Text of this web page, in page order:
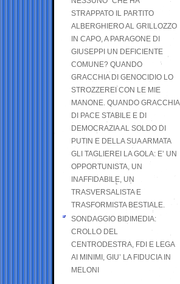
STRAPPATO IL PARTITO
ALBERGHIERO AL GRILLOZZO
IN CAPO, A PARAGONE DI
GIUSEPPI UN DEFICIENTE
COMUNE? QUANDO
GRACCHIA DI GENOCIDIO LO
STROZZEREI CON LE MIE
MANONE. QUANDO GRACCHIA
DI PACE STABILE E DI
DEMOCRAZIA AL SOLDO DI
PUTIN E DELLA SUA ARMATA
GLI TAGLIEREI LA GOLA: E’ UN
OPPORTUNISTA, UN
INAFFIDABILE, UN
TRASVERSALISTA E
TRASFORMISTA BESTIALE.
SONDAGGIO BIDIMEDIA:
CROLLO DEL
CENTRODESTRA, FDI E LEGA
AI MINIMI, GIU’ LA FIDUCIA IN
MELONI